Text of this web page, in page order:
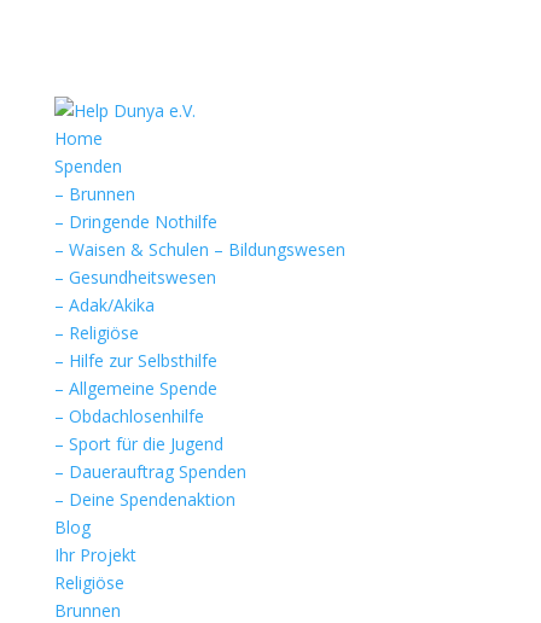
Home
Spenden
– Brunnen
– Dringende Nothilfe
– Waisen & Schulen – Bildungswesen
– Gesundheitswesen
– Adak/Akika
– Religiöse
– Hilfe zur Selbsthilfe
– Allgemeine Spende
– Obdachlosenhilfe
– Sport für die Jugend
– Dauerauftrag Spenden
– Deine Spendenaktion
Blog
Ihr Projekt
Religiöse
Brunnen